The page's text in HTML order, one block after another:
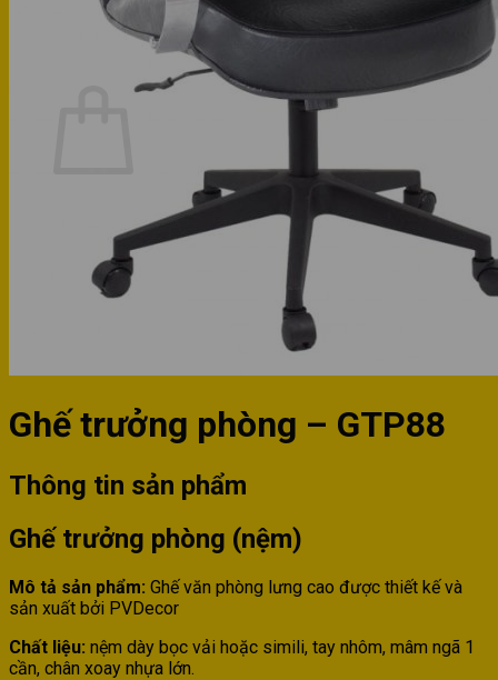
Chưa có sản phẩm trong giỏ hàng.
Quay trở lại cửa hàng
Ghế trưởng phòng – GTP88
Thông tin sản phẩm
Ghế trưởng phòng (nệm)
Mô tả sản phẩm: Ghế văn phòng lưng cao được thiết kế và
sản xuất bởi PVDecor
Chất liệu: nệm dày bọc vải hoặc simili, tay nhôm, mâm ngã 1
cần, chân xoay nhựa lớn.